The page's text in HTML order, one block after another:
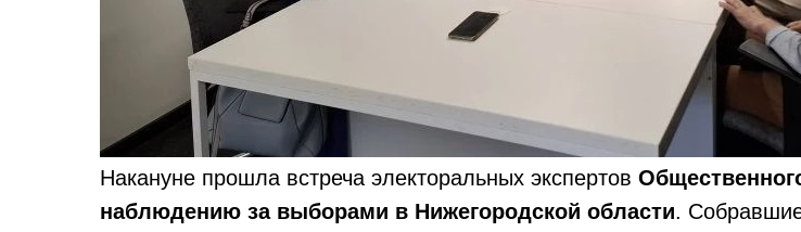
Накануне прошла встреча электоральных экспертов
наблюдению за выборами в Нижегородской области.